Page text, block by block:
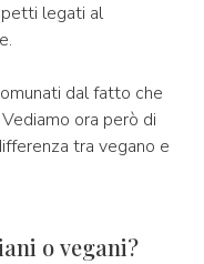
legati al
dal fatto che
Vediamo ora però di
tra vegano e
o vegani?